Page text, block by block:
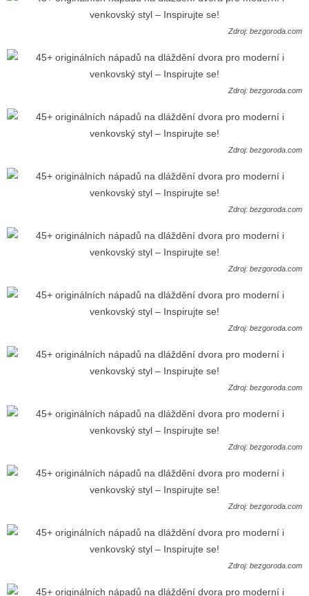
Zdroj: bezgoroda.com
Zdroj: bezgoroda.com
Zdroj: bezgoroda.com
Zdroj: bezgoroda.com
Zdroj: bezgoroda.com
Zdroj: bezgoroda.com
Zdroj: bezgoroda.com
Zdroj: bezgoroda.com
Zdroj: bezgoroda.com
Zdroj: bezgoroda.com